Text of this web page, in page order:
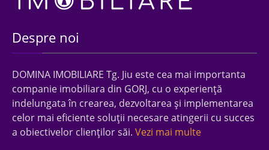
Despre noi
DOMINA IMOBILIARE Tg. Jiu este cea mai importanta
companie imobiliara din GORJ, cu o experienţă
indelungata în crearea, dezvoltarea şi implementarea
celor mai eficiente soluţii necesare atingerii cu succes
a obiectivelor clienţilor săi. Vezi mai multe